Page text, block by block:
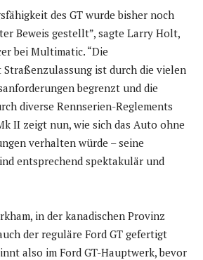
des GT wurde bisher noch
Beweis gestellt”, sagte Larry Holt,
bei Multimatic. “Die
ist durch die vielen
begrenzt und die
diverse Rennserien-Reglements
II zeigt nun, wie sich das Auto ohne
verhalten würde – seine
entsprechend spektakulär und
in der kanadischen Provinz
der reguläre Ford GT gefertigt
also im Ford GT-Hauptwerk, bevor